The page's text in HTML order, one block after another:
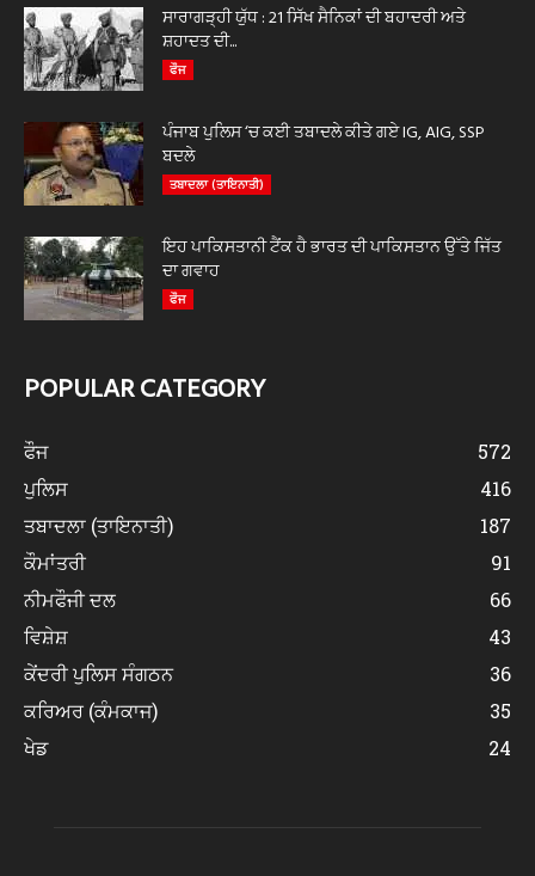
ਸਾਰਾਗੜ੍ਹੀ ਯੁੱਧ : 21 ਸਿੱਖ ਸੈਨਿਕਾਂ ਦੀ ਬਹਾਦਰੀ ਅਤੇ
ਸ਼ਹਾਦਤ ਦੀ...
ਫੌਜ
ਪੰਜਾਬ ਪੁਲਿਸ ‘ਚ ਕਈ ਤਬਾਦਲੇ ਕੀਤੇ ਗਏ IG, AIG, SSP
ਬਦਲੇ
ਤਬਾਦਲਾ (ਤਾਇਨਾਤੀ)
ਇਹ ਪਾਕਿਸਤਾਨੀ ਟੈਂਕ ਹੈ ਭਾਰਤ ਦੀ ਪਾਕਿਸਤਾਨ ਉੱਤੇ ਜਿੱਤ
ਦਾ ਗਵਾਹ
ਫੌਜ
POPULAR CATEGORY
ਫੌਜ
572
ਪੁਲਿਸ
416
ਤਬਾਦਲਾ (ਤਾਇਨਾਤੀ)
187
ਕੌਮਾਂਤਰੀ
91
ਨੀਮਫੌਜੀ ਦਲ
66
ਵਿਸ਼ੇਸ਼
43
ਕੇਂਦਰੀ ਪੁਲਿਸ ਸੰਗਠਨ
36
ਕਰਿਅਰ (ਕੰਮਕਾਜ)
35
ਖੇਡ
24